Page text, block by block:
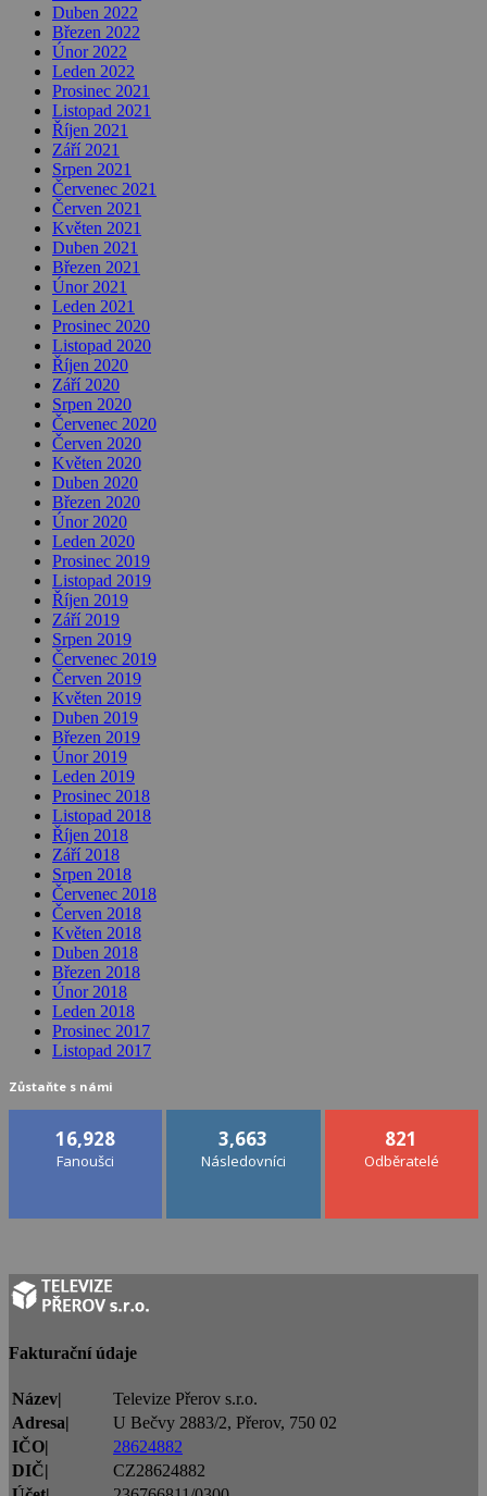
Duben 2022
Březen 2022
Únor 2022
Leden 2022
Prosinec 2021
Listopad 2021
Říjen 2021
Září 2021
Srpen 2021
Červenec 2021
Červen 2021
Květen 2021
Duben 2021
Březen 2021
Únor 2021
Leden 2021
Prosinec 2020
Listopad 2020
Říjen 2020
Září 2020
Srpen 2020
Červenec 2020
Červen 2020
Květen 2020
Duben 2020
Březen 2020
Únor 2020
Leden 2020
Prosinec 2019
Listopad 2019
Říjen 2019
Září 2019
Srpen 2019
Červenec 2019
Červen 2019
Květen 2019
Duben 2019
Březen 2019
Únor 2019
Leden 2019
Prosinec 2018
Listopad 2018
Říjen 2018
Září 2018
Srpen 2018
Červenec 2018
Červen 2018
Květen 2018
Duben 2018
Březen 2018
Únor 2018
Leden 2018
Prosinec 2017
Listopad 2017
Zůstaňte s námi
16,928
Fanoušci
3,663
Následovníci
821
Odběratelé
Fakturační údaje
Název|
Televize Přerov s.r.o.
Adresa|
U Bečvy 2883/2, Přerov, 750 02
IČO|
28624882
DIČ|
CZ28624882